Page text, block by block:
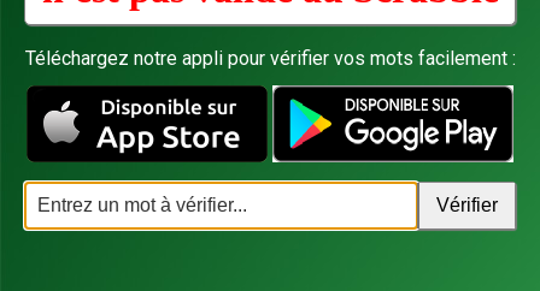
Téléchargez notre appli pour vérifier vos mots facilement :